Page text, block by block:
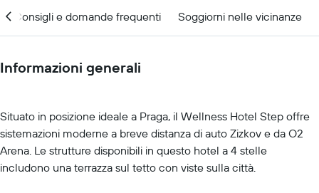
Consigli e domande frequenti Soggiorni nelle vicinanze
Informazioni generali
Situato in posizione ideale a Praga, il Wellness Hotel Step offre
sistemazioni moderne a breve distanza di auto Zizkov e da O2
Arena. Le strutture disponibili in questo hotel a 4 stelle
includono una terrazza sul tetto con viste sulla città.